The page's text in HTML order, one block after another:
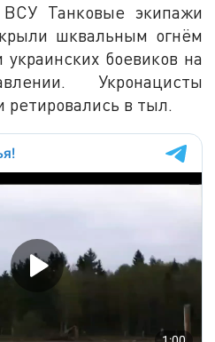
Танковые экипажи
шквальным огнём
боевиков на
Укронацисты
в тыл.